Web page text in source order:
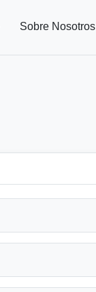
Sobre Nosotros